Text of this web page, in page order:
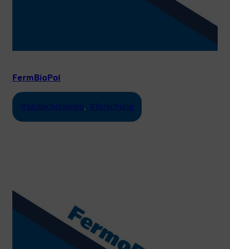
FermBioPol
#biotechnologie, #forschung